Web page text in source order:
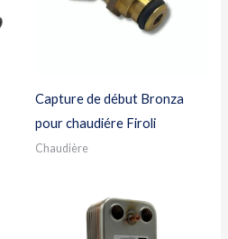
Capture de début Bronza
pour chaudiére Firoli
Chaudière